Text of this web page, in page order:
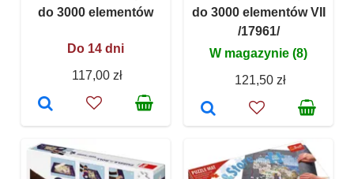
do 3000 elementów
Do 14 dni
117,00 zł
do 3000 elementów VII
/17961/
W magazynie (8)
121,50 zł